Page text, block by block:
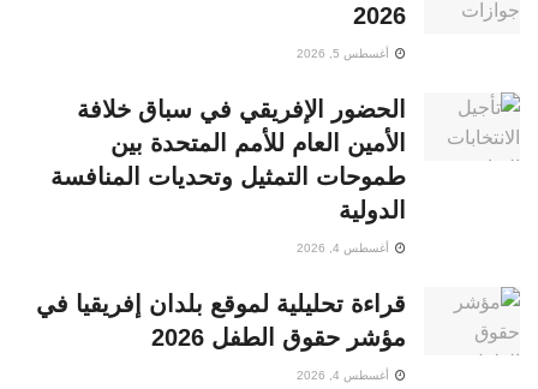
2026
أغسطس 5, 2026
الحضور الإفريقي في سباق خلافة
الأمين العام للأمم المتحدة بين
طموحات التمثيل وتحديات المنافسة
الدولية
أغسطس 4, 2026
قراءة تحليلية لموقع بلدان إفريقيا في
مؤشر حقوق الطفل 2026
أغسطس 4, 2026